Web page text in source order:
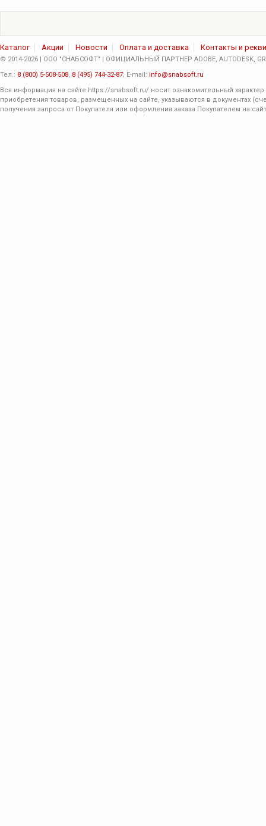
Каталог Акции Новости Оплата и доставка Контакты и
© 2014-2026 | ООО "СНАБСОФТ" | ОФИЦИАЛЬНЫЙ ПАРТНЕР ADOBE, AUTODESK,
Тел.: 8 (800) 5-508-508, 8 (495) 744-32-87; E-mail: info@snabsoft.ru
Вся информация на сайте https://snabsoft.ru/ носит ознакомительный
приобретения товаров, размещенных на сайте, указываются в документах
получения запроса от Покупателя или оформления заказа Покупателем на